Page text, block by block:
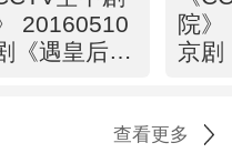
20160510
《遇皇后·
院》
京剧
查看更多